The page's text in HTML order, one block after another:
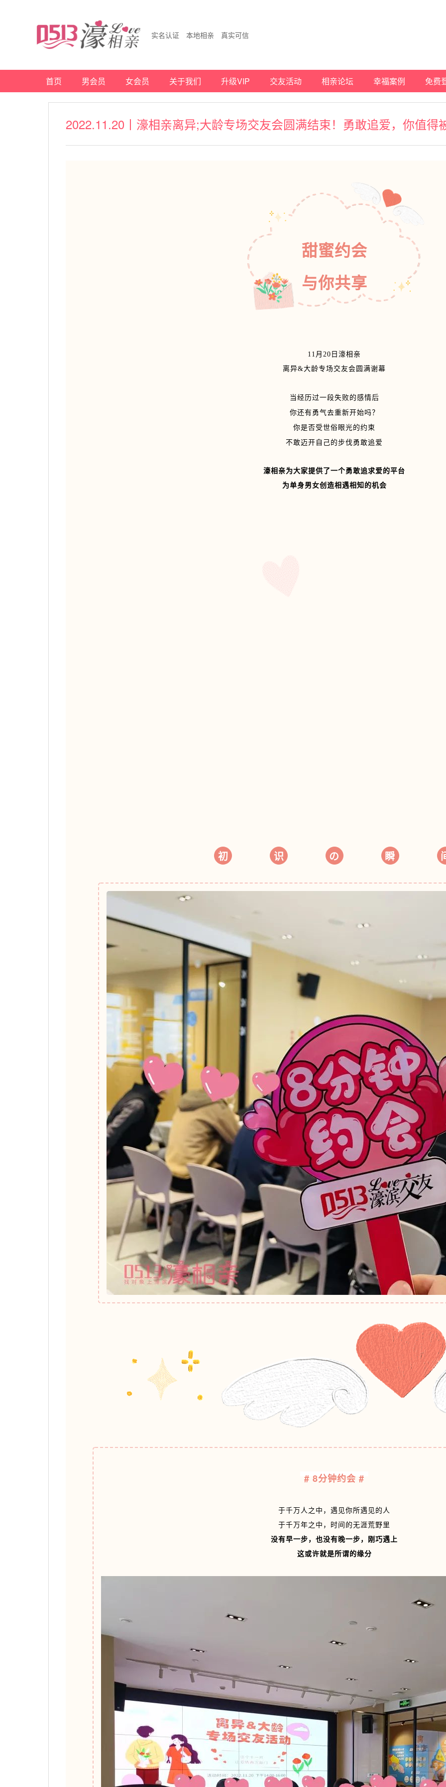
实名认证 本地相亲 真实可信
首页 男会员 女会员 关于我们 升级VIP 交友活动 相亲论坛 幸福案例 免费
2022.11.20丨濠相亲离异;大龄专场交友会圆满结束！勇敢追爱，你值得
甜蜜约会
与你共享
11月20日濠相亲
离异&大龄专场交友会 圆满谢幕
当经历过一段失败的感情后
你还有勇气去重新开始吗？
你是否受世俗眼光的约束
不敢迈开自己的步伐勇敢追爱
濠相亲为大家提供了一个勇敢追求爱的平台
为单身男女创造相遇相知的机会
初 识 の 瞬
# 8分钟约会 #
于千万人之中，遇见你所遇见的人
于千万年之中，
时间的无涯荒野里
没有早一步，也没有晚一步，刚巧遇上
这或许就是所谓的缘分